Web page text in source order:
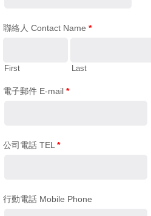
聯絡人 Contact Name *
First Last
電子郵件 E-mail *
公司電話 TEL *
行動電話 Mobile Phone